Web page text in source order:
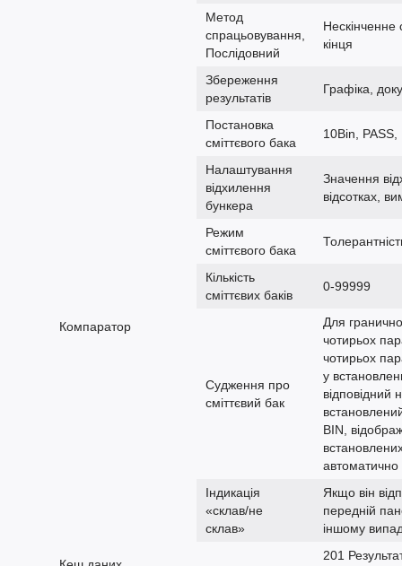
Метод
спрацьовування,
Послідовний
Нескінченне
кінця
Збереження
результатів
Графіка,
Компаратор
Постановка
сміттєвого бака
10Bin, PASS,
Налаштування
відхилення
бункера
Значення
відсотках,
Режим
сміттєвого бака
Кількість
сміттєвих баків
0-99999
Судження про
сміттєвий бак
Для
чотирьох
чотирьох
у
BIN,
автоматично
Індикація
«склав/не
склав»
Якщо він
передній
іншому
201